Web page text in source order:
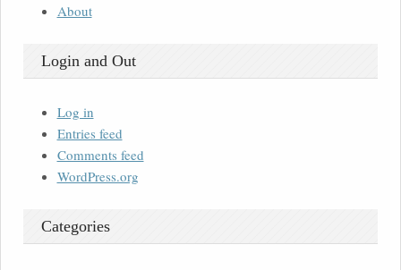
About
Login and Out
Log in
Entries feed
Comments feed
WordPress.org
Categories